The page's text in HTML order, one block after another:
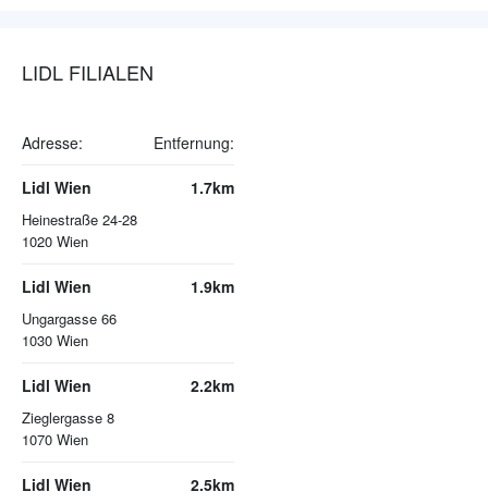
LIDL FILIALEN
Adresse: Entfernung:
Lidl Wien
Heinestraße 24-28
1020 Wien
1.7km
Lidl Wien
Ungargasse 66
1030 Wien
1.9km
Lidl Wien
Zieglergasse 8
1070 Wien
2.2km
Lidl Wien 2.5km